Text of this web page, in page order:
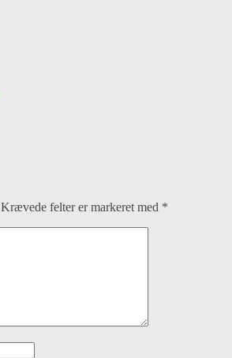
Krævede felter er markeret med *